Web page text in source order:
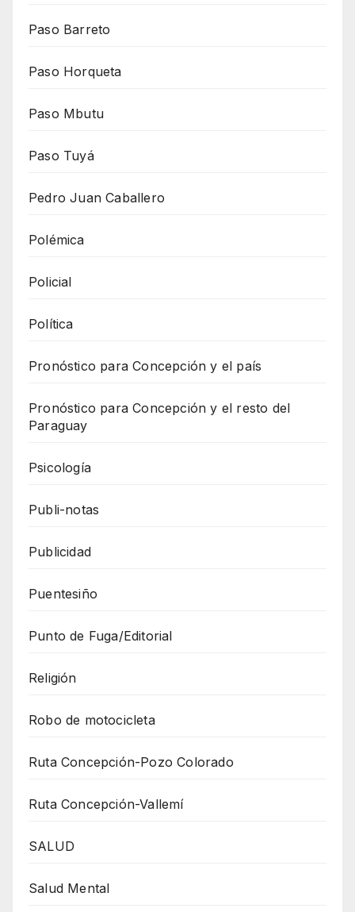
Paso Barreto
Paso Horqueta
Paso Mbutu
Paso Tuyá
Pedro Juan Caballero
Polémica
Policial
Política
Pronóstico para Concepción y el país
Pronóstico para Concepción y el resto del
Paraguay
Psicología
Publi-notas
Publicidad
Puentesiño
Punto de Fuga/Editorial
Religión
Robo de motocicleta
Ruta Concepción-Pozo Colorado
Ruta Concepción-Vallemí
SALUD
Salud Mental